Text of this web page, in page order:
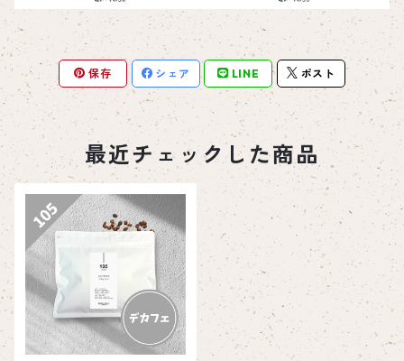
保存 シェア LINE ポスト
最近チェックした商品